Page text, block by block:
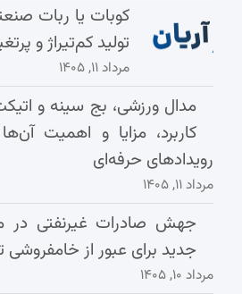
کوبات یا ربات
تولید کم‌تیراژ و
مرداد ۱۱, ۱۴۰۵
مدال ورزشی، بج سینه و
کاربرد، مزایا و اهمیت
رویدادهای حرفه‌ای
مرداد ۱۱, ۱۴۰۵
جهش صادرات غیرنفتی در
جدید برای عبور از
مرداد ۱۰, ۱۴۰۵